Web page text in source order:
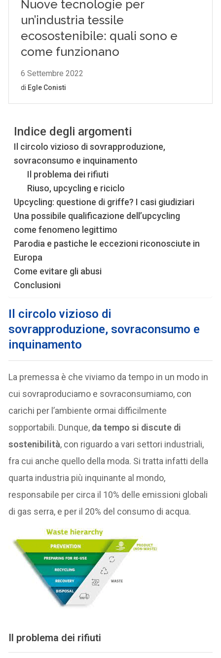
Indice degli argomenti
Il circolo vizioso di sovrapproduzione,
sovraconsumo e inquinamento
Il problema dei rifiuti
Riuso, upcycling e riciclo
Upcycling: questione di griffe? I casi giudiziari
Una possibile qualificazione dell’upcycling
come fenomeno legittimo
Parodia e pastiche le eccezioni riconosciute in
Europa
Come evitare gli abusi
Conclusioni
Il circolo vizioso di
sovrapproduzione, sovraconsumo e
inquinamento
La premessa è che viviamo da tempo in un modo in
cui sovraproduciamo e sovraconsumiamo, con
carichi per l’ambiente ormai difficilmente
sopportabili. Dunque, da tempo si discute di
sostenibilità, con riguardo a vari settori industriali,
fra cui anche quello della moda. Si tratta infatti della
quarta industria più inquinante al mondo,
responsabile per circa il 10% delle emissioni globali
di gas serra, e per il 20% del consumo di acqua.
Il problema dei rifiuti